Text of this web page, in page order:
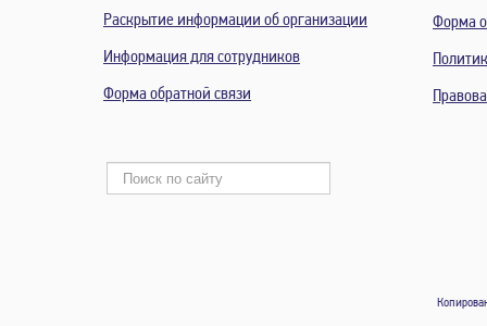
Раскрытие информации об организации
Информация для сотрудников
Форма обратной связи
Форма